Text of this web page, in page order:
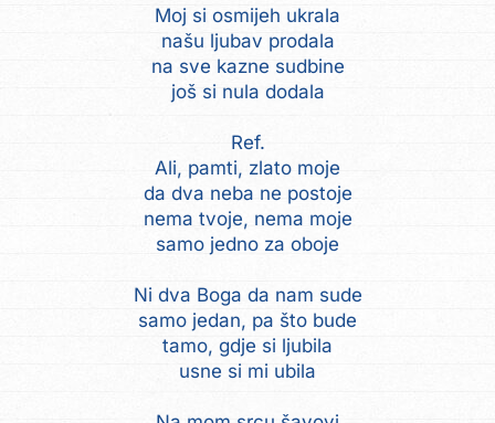
Moj si osmijeh ukrala
našu ljubav prodala
na sve kazne sudbine
još si nula dodala
Ref.
Ali, pamti, zlato moje
da dva neba ne postoje
nema tvoje, nema moje
samo jedno za oboje
Ni dva Boga da nam sude
samo jedan, pa što bude
tamo, gdje si ljubila
usne si mi ubila